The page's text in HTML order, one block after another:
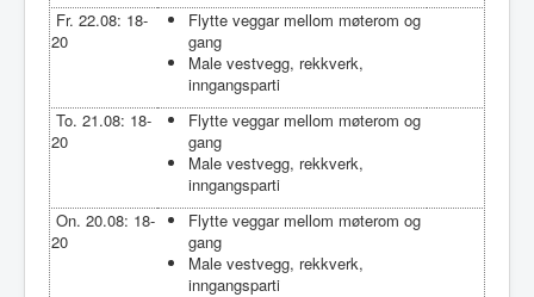
Fr. 22.08: 18-
20
Flytte veggar mellom møterom og
gang
Male vestvegg, rekkverk,
inngangsparti
To. 21.08: 18-
20
Flytte veggar mellom møterom og
gang
Male vestvegg, rekkverk,
inngangsparti
On. 20.08: 18-
20
Flytte veggar mellom møterom og
gang
Male vestvegg, rekkverk,
inngangsparti